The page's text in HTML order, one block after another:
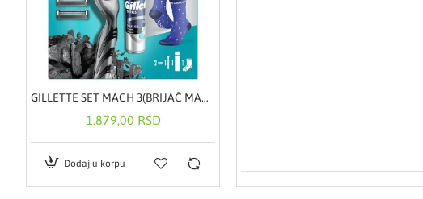
GILLETTE SET MACH 3(BRIJAČ MACH 3+DOPUNE 3 KOM+GEL SENSITIVE 200ML+ČARAPE)
1.879,00 RSD
Dodaj u korpu